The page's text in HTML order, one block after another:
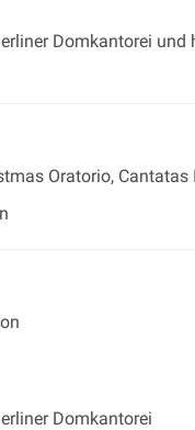
Domkantorei
Oratorio, Cantatas
Domkantorei